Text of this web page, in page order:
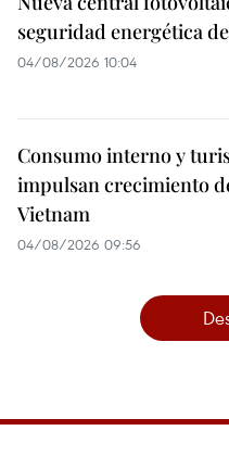
seguridad energética
04/08/2026 10:04
Consumo interno y
impulsan crecimiento
Vietnam
04/08/2026 09:56